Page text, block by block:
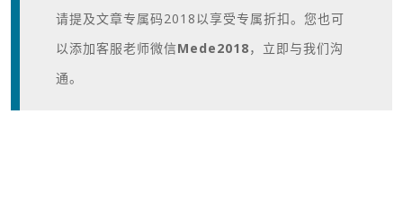
请提及文章专属码2018以享受专属折扣。您也可
以添加客服老师微信Mede2018，立即与我们沟
通。